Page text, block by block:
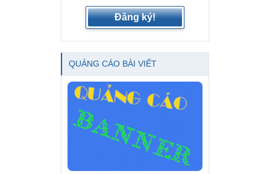
Đăng ký!
QUẢNG CÁO BÀI VIẾT